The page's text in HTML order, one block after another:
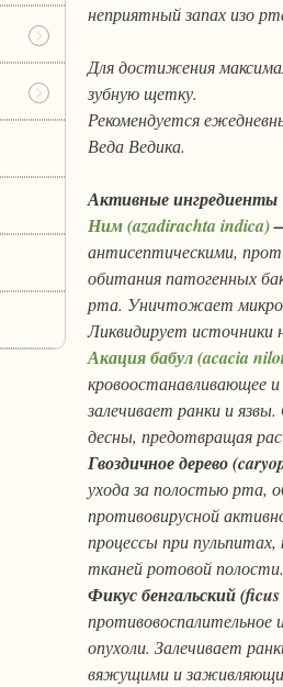
неприятный запах изо
Для достижения
зубную щетку.
Рекомендуется
Веда Ведика.
Активные ингредиенты
Ним (azadirachta indica)
антисептическими,
обитания патогенных
рта. Уничтожает
Ликвидирует источники
Акация бабул (acacia
кровоостанавливающее
залечивает ранки и
десны, предотвращая
Гвоздичное дерево
ухода за полостью рта,
противовирусной
процессы при
тканей ротовой полости.
Фикус бенгальский
противовоспалительное
опухоли. Залечивает
вяжущими и